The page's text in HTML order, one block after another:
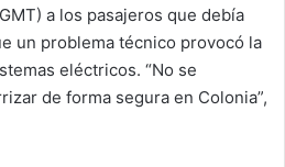
a los pasajeros que debía
un problema técnico provocó la
eléctricos. “No se
de forma segura en Colonia”,